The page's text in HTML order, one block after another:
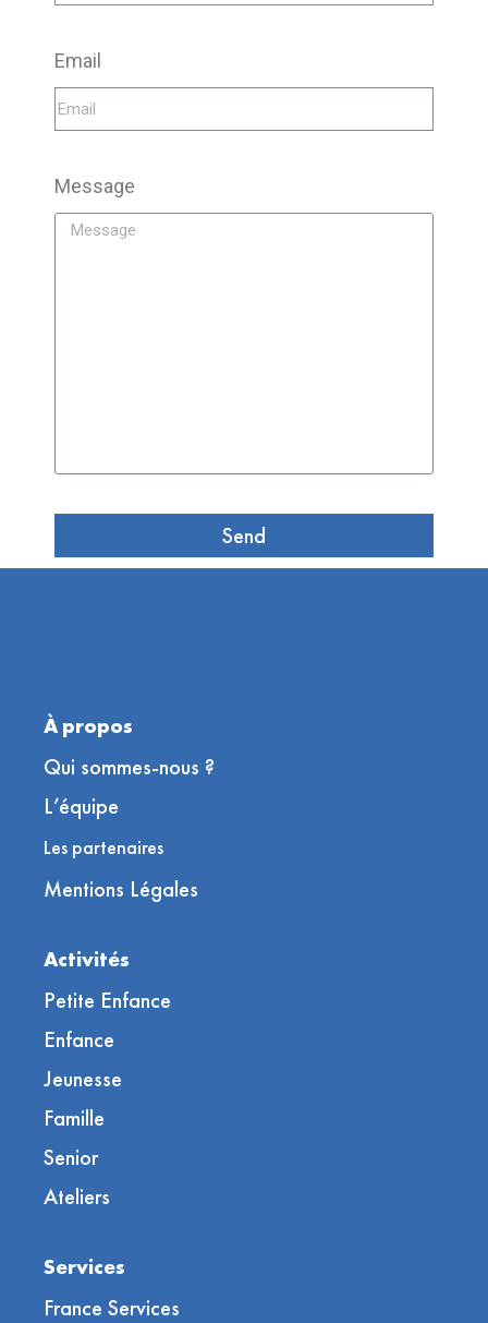
Email
Message
Send
À propos
Qui sommes-nous ?
L’équipe
Les partenaires
Mentions Légales
Activités
Petite Enfance
Enfance
Jeunesse
Famille
Senior
Ateliers
Services
France Services